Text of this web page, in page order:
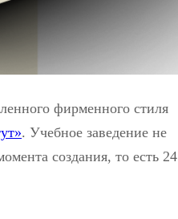
фирменного стиля
. Учебное заведение не
создания, то есть 24